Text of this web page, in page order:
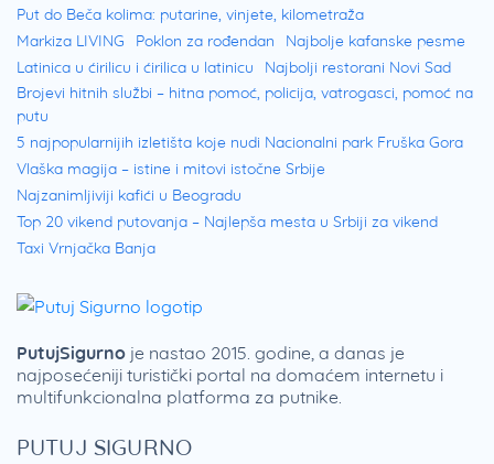
Put do Beča kolima: putarine, vinjete, kilometraža
Markiza LIVING
Poklon za rođendan
Najbolje kafanske pesme
Latinica u ćirilicu i ćirilica u latinicu
Najbolji restorani Novi Sad
Brojevi hitnih službi – hitna pomoć, policija, vatrogasci, pomoć na
putu
5 najpopularnijih izletišta koje nudi Nacionalni park Fruška Gora
Vlaška magija – istine i mitovi istočne Srbije
Najzanimljiviji kafići u Beogradu
Top 20 vikend putovanja – Najlepša mesta u Srbiji za vikend
Taxi Vrnjačka Banja
PUTUJ SIGURNO
PutujSigurno je nastao 2015. godine, a danas je
najposećeniji turistički portal na domaćem internetu i
multifunkcionalna platforma za putnike.